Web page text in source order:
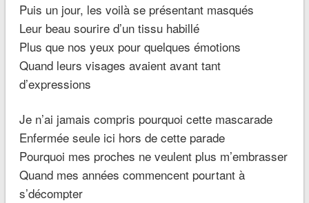
Puis un jour, les voilà se présentant masqués
Leur beau sourire d’un tissu habillé
Plus que nos yeux pour quelques émotions
Quand leurs visages avaient avant tant
d’expressions
Je n’ai jamais compris pourquoi cette mascarade
Enfermée seule ici hors de cette parade
Pourquoi mes proches ne veulent plus m’embrasser
Quand mes années commencent pourtant à
s’décompter